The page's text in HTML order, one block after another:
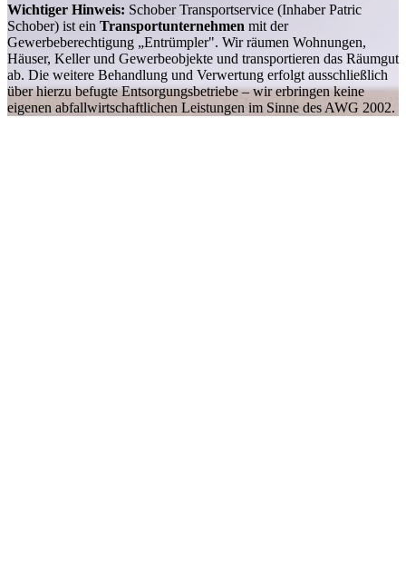
Wichtiger Hinweis: Schober Transportservice (Inhaber Patric
Schober) ist ein Transportunternehmen mit der
Gewerbeberechtigung „Entrümpler". Wir räumen Wohnungen,
Häuser, Keller und Gewerbeobjekte und transportieren das Räumgut
ab. Die weitere Behandlung und Verwertung erfolgt ausschließlich
über hierzu befugte Entsorgungsbetriebe – wir erbringen keine
eigenen abfallwirtschaftlichen Leistungen im Sinne des AWG 2002.